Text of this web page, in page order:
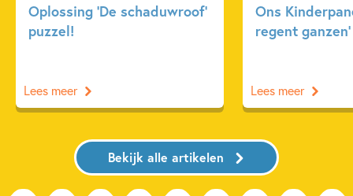
Oplossing ‘De schaduwroof’
puzzel!
Lees meer
Ons
regent ganzen’
Lees meer
Bekijk alle artikelen